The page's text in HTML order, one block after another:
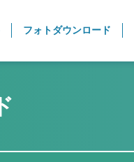
フォトダウンロード